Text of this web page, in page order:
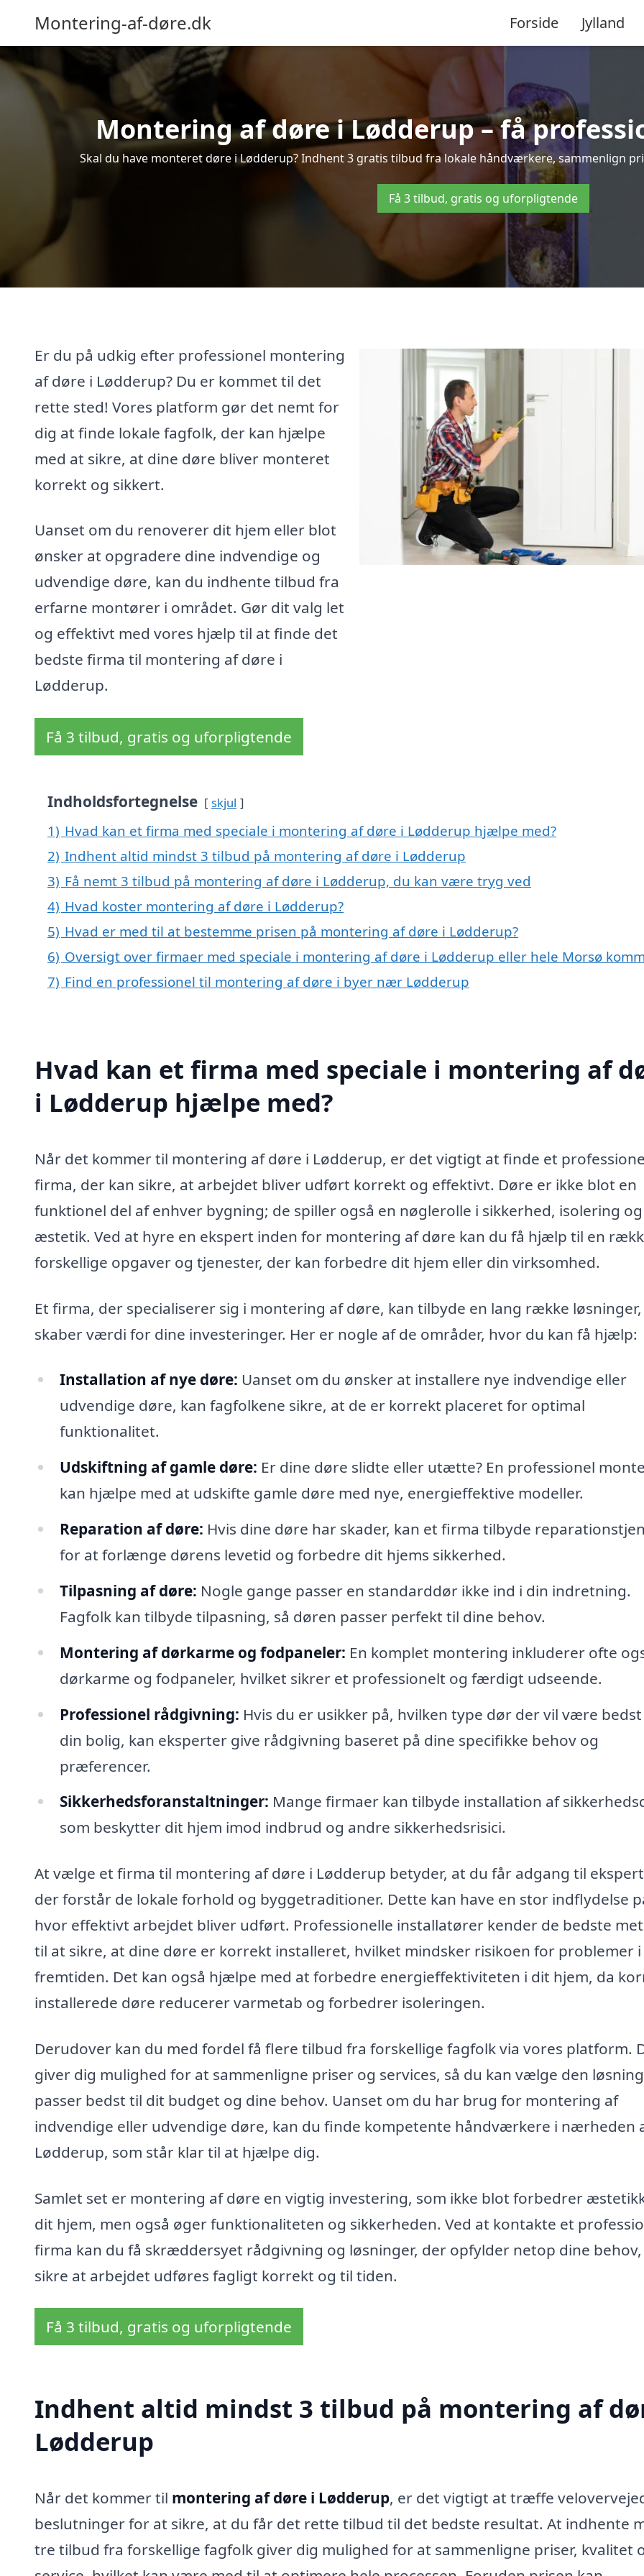
Montering-af-døre.dk Forside Jylland
Montering af døre i Lødderup – få
Skal du have monteret døre i Lødderup? Indhent 3 gratis tilbud fra lokale håndværkere, sammenlign
Få 3 tilbud, gratis og uforpligtende
Er du på udkig efter professionel montering
af døre i Lødderup? Du er kommet til det
rette sted! Vores platform gør det nemt for
dig at finde lokale fagfolk, der kan hjælpe
med at sikre, at dine døre bliver monteret
korrekt og sikkert.
Uanset om du renoverer dit hjem eller blot
ønsker at opgradere dine indvendige og
udvendige døre, kan du indhente tilbud fra
erfarne montører i området. Gør dit valg let
og effektivt med vores hjælp til at finde det
bedste firma til montering af døre i
Lødderup.
Få 3 tilbud, gratis og uforpligtende
Indholdsfortegnelse skjul
1) Hvad kan et firma med speciale i montering af døre i Lødderup hjælpe med?
2) Indhent altid mindst 3 tilbud på montering af døre i Lødderup
3) Få nemt 3 tilbud på montering af døre i Lødderup, du kan være tryg ved
4) Hvad koster montering af døre i Lødderup?
5) Hvad er med til at bestemme prisen på montering af døre i Lødderup?
6) Oversigt over firmaer med speciale i montering af døre i Lødderup eller hele Morsø
7) Find en professionel til montering af døre i byer nær Lødderup
Hvad kan et firma med speciale i montering af
i Lødderup hjælpe med?
Når det kommer til montering af døre i Lødderup, er det vigtigt at finde et
firma, der kan sikre, at arbejdet bliver udført korrekt og effektivt. Døre er ikke blot en
funktionel del af enhver bygning; de spiller også en nøglerolle i sikkerhed, isolering og
æstetik. Ved at hyre en ekspert inden for montering af døre kan du få hjælp til en
forskellige opgaver og tjenester, der kan forbedre dit hjem eller din virksomhed.
Et firma, der specialiserer sig i montering af døre, kan tilbyde en lang række
skaber værdi for dine investeringer. Her er nogle af de områder, hvor du kan få hjælp:
Installation af nye døre: Uanset om du ønsker at installere nye indvendige eller
udvendige døre, kan fagfolkene sikre, at de er korrekt placeret for optimal
funktionalitet.
Udskiftning af gamle døre: Er dine døre slidte eller utætte? En professionel
kan hjælpe med at udskifte gamle døre med nye, energieffektive modeller.
Reparation af døre: Hvis dine døre har skader, kan et firma tilbyde
for at forlænge dørens levetid og forbedre dit hjems sikkerhed.
Tilpasning af døre: Nogle gange passer en standarddør ikke ind i din indretning.
Fagfolk kan tilbyde tilpasning, så døren passer perfekt til dine behov.
Montering af dørkarme og fodpaneler: En komplet montering inkluderer ofte
dørkarme og fodpaneler, hvilket sikrer et professionelt og færdigt udseende.
Professionel rådgivning: Hvis du er usikker på, hvilken type dør der vil være
din bolig, kan eksperter give rådgivning baseret på dine specifikke behov og
præferencer.
Sikkerhedsforanstaltninger: Mange firmaer kan tilbyde installation af
som beskytter dit hjem imod indbrud og andre sikkerhedsrisici.
At vælge et firma til montering af døre i Lødderup betyder, at du får adgang til
der forstår de lokale forhold og byggetraditioner. Dette kan have en stor indflydelse
hvor effektivt arbejdet bliver udført. Professionelle installatører kender de bedste
til at sikre, at dine døre er korrekt installeret, hvilket mindsker risikoen for problemer i
fremtiden. Det kan også hjælpe med at forbedre energieffektiviteten i dit hjem, da
installerede døre reducerer varmetab og forbedrer isoleringen.
Derudover kan du med fordel få flere tilbud fra forskellige fagfolk via vores platform.
giver dig mulighed for at sammenligne priser og services, så du kan vælge den
passer bedst til dit budget og dine behov. Uanset om du har brug for montering af
indvendige eller udvendige døre, kan du finde kompetente håndværkere i nærheden
Lødderup, som står klar til at hjælpe dig.
Samlet set er montering af døre en vigtig investering, som ikke blot forbedrer
dit hjem, men også øger funktionaliteten og sikkerheden. Ved at kontakte et
firma kan du få skræddersyet rådgivning og løsninger, der opfylder netop dine
sikre at arbejdet udføres fagligt korrekt og til tiden.
Få 3 tilbud, gratis og uforpligtende
Indhent altid mindst 3 tilbud på montering af
Lødderup
Når det kommer til montering af døre i Lødderup, er det vigtigt at træffe
beslutninger for at sikre, at du får det rette tilbud til det bedste resultat. At indhente
tre tilbud fra forskellige fagfolk giver dig mulighed for at sammenligne priser, kvalitet